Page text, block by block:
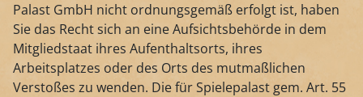
Palast GmbH nicht ordnungsgemäß erfolgt ist, haben
Sie das Recht sich an eine Aufsichtsbehörde in dem
Mitgliedstaat ihres Aufenthaltsorts, ihres
Arbeitsplatzes oder des Orts des mutmaßlichen
Verstoßes zu wenden. Die für Spielepalast gem. Art. 55